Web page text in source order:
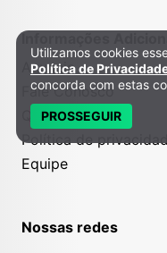
Informações
Anuncie
Fale Conosco
Quem somos
Política de
Equipe
Nossas redes
Política de Privacidade
Utilizamos cookies
Política de
concorda com estas
PROSSEGUIR